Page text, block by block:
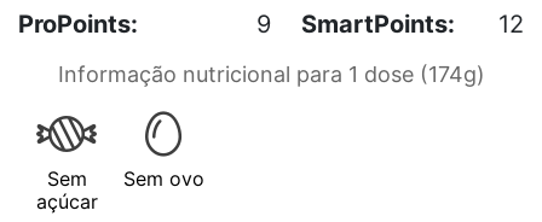
ProPoints:
9 SmartPoints: 12
Informação nutricional para 1 dose (174g)
Sem
açúcar
Sem ovo